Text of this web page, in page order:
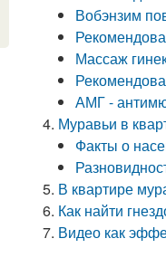
Вобэнзим
Массаж
АМГ -
Муравьи в
Факты о
В квартире
Как найти
Видео как